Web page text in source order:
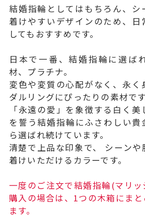
結婚指輪としてはもちろん、シ
着けやすいデザインのため、日
してもおすすめです。
日本で一番、結婚指輪に選ば
材、プラチナ。
変色や変質の心配がなく、永く
ダルリングにぴったりの素材です
「永遠の愛」を象徴する白く
を誓う結婚指輪にふさわしい貴
ら選ばれ続けています。
清楚で上品な印象で、 シーン
着けいただけるカラーです。
一度のご注文で結婚指輪(マリ
購入の場合は、1つの木箱にま
ます。